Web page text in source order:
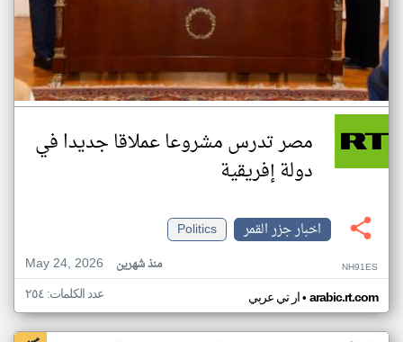
مصر تدرس مشروعا عملاقا جديدا في
دولة إفريقية
اخبار جزر القمر
Politics
May 24, 2026
منذ شهرين NH91ES
ار تي عربي• arabic.rt.com عدد الكلمات: ٢٥٤